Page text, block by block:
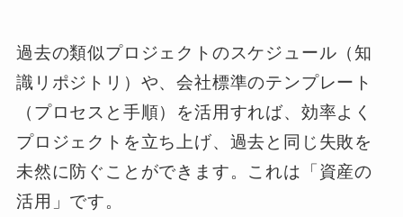
過去の類似プロジェクトのスケジュール（知
識リポジトリ）や、会社標準のテンプレート
（プロセスと手順）を活用すれば、効率よく
プロジェクトを立ち上げ、過去と同じ失敗を
未然に防ぐことができます。これは「資産の
活用」です。